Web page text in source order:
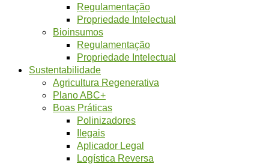
Regulamentação
Propriedade Intelectual
Bioinsumos
Regulamentação
Propriedade Intelectual
Sustentabilidade
Agricultura Regenerativa
Plano ABC+
Boas Práticas
Polinizadores
Ilegais
Aplicador Legal
Logística Reversa